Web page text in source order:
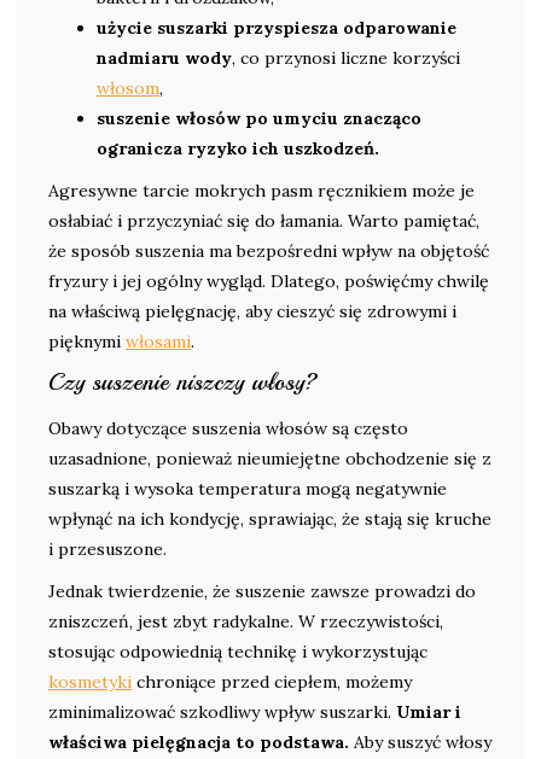
użycie suszarki przyspiesza odparowanie
nadmiaru wody, co przynosi liczne korzyści
włosom,
suszenie włosów po umyciu znacząco
ogranicza ryzyko ich uszkodzeń.
Agresywne tarcie mokrych pasm ręcznikiem może je
osłabiać i przyczyniać się do łamania. Warto pamiętać,
że sposób suszenia ma bezpośredni wpływ na objętość
fryzury i jej ogólny wygląd. Dlatego, poświęćmy chwilę
na właściwą pielęgnację, aby cieszyć się zdrowymi i
pięknymi włosami.
Czy suszenie niszczy włosy?
Obawy dotyczące suszenia włosów są często
uzasadnione, ponieważ nieumiejętne obchodzenie się z
suszarką i wysoka temperatura mogą negatywnie
wpłynąć na ich kondycję, sprawiając, że stają się kruche
i przesuszone.
Jednak twierdzenie, że suszenie zawsze prowadzi do
zniszczeń, jest zbyt radykalne. W rzeczywistości,
stosując odpowiednią technikę i wykorzystując
kosmetyki chroniące przed ciepłem, możemy
zminimalizować szkodliwy wpływ suszarki. Umiar i
właściwa pielęgnacja to podstawa. Aby suszyć włosy